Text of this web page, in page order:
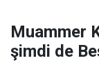
Muammer
şimdi de